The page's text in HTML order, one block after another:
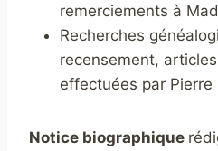
remerciements à
Recherches
recensement,
effectuées par Pierre
Notice biographique